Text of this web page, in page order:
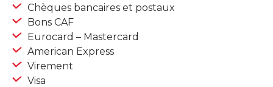
Chèques bancaires et postaux
Bons CAF
Eurocard – Mastercard
American Express
Virement
Visa